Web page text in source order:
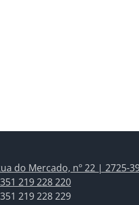
do Mercado, nº 22 | 2725-
219 228 220
219 228 229